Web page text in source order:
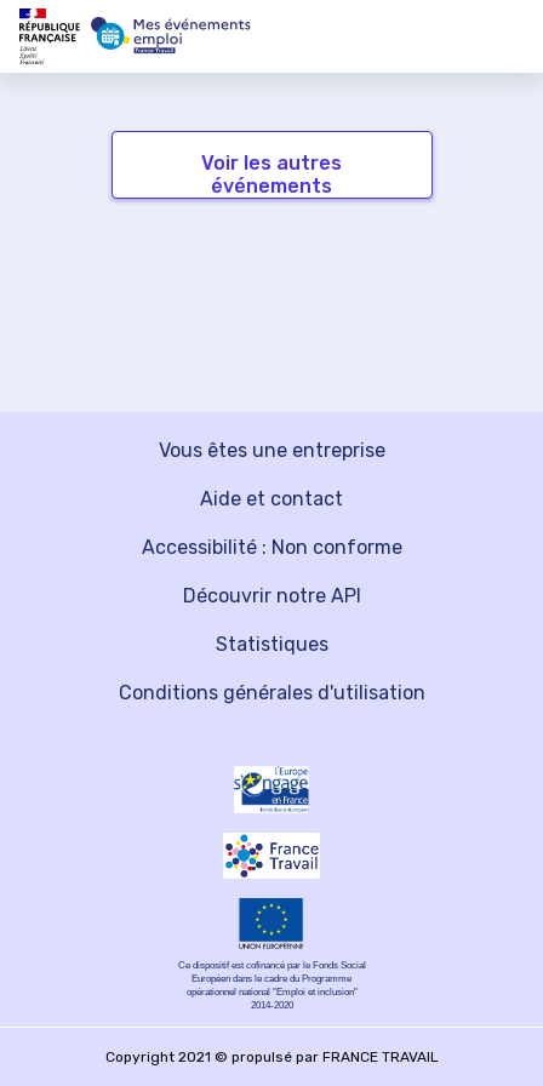
Voir les autres
événements
Vous êtes une entreprise
Découvrir notre API
Aide et contact
Statistiques
Accessibilité : Non conforme
Conditions générales d'utilisation
Ce dispositif est cofinancé par le Fonds Social
Européen dans le cadre du Programme
opérationnel national "Emploi et inclusion"
2014-2020
Copyright 2021 © propulsé par FRANCE TRAVAIL